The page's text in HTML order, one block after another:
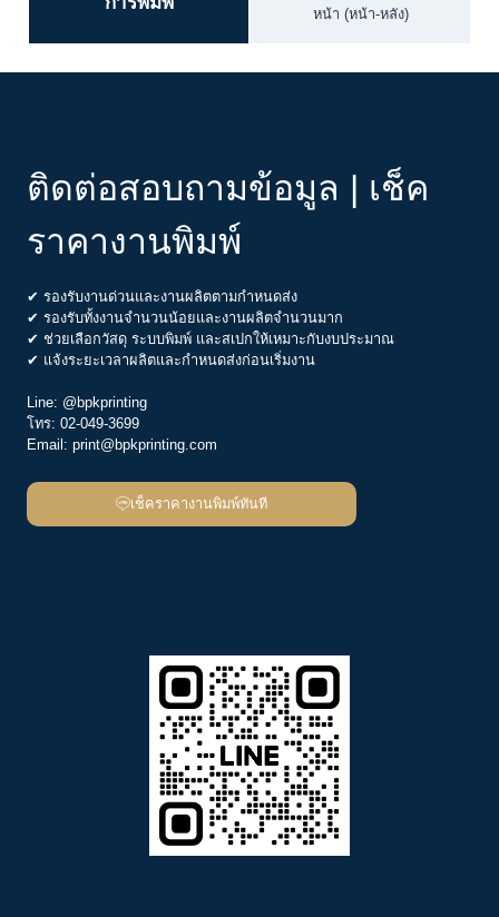
หน้า (หน้า-หลัง)
ติดต่อสอบถามข้อมูล | เช็ค
ราคางานพิมพ์
✔ รองรับงานด่วนและงานผลิตตามกำหนดส่ง
✔ รองรับทั้งงานจำนวนน้อยและงานผลิตจำนวนมาก
✔ ช่วยเลือกวัสดุ ระบบพิมพ์ และสเปกให้เหมาะกับงบประมาณ
✔ แจ้งระยะเวลาผลิตและกำหนดส่งก่อนเริ่มงาน
Line: @bpkprinting
โทร: 02-049-3699
Email: print@bpkprinting.com
เช็คราคางานพิมพ์ทันที